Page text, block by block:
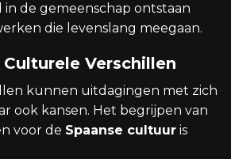
de gemeenschap ontstaan
die levenslang meegaan.
Verschillen
kunnen uitdagingen met zich
ook kansen. Het begrijpen van
voor de Spaanse cultuur is